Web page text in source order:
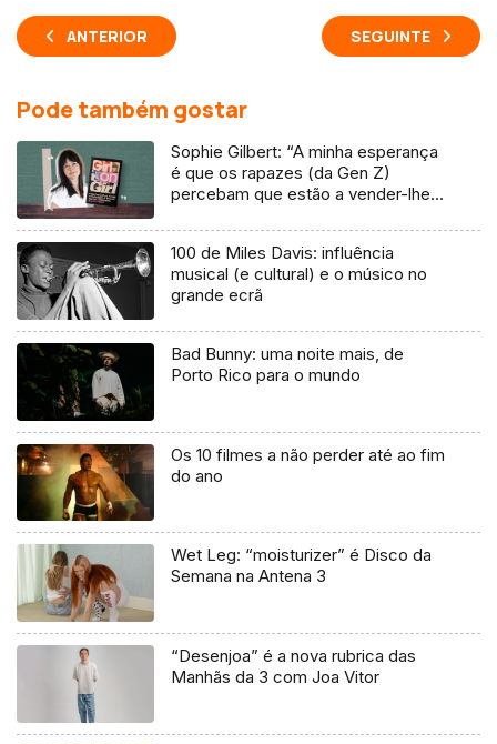
ANTERIOR SEGUINTE
Pode também gostar
Sophie Gilbert: “A minha esperança
é que os rapazes (da Gen Z)
percebam que estão a vender-lhes
100 de Miles Davis: influência
musical (e cultural) e o músico no
grande ecrã
Bad Bunny: uma noite mais, de
Porto Rico para o mundo
Os 10 filmes a não perder até ao fim
do ano
Wet Leg: “moisturizer” é Disco da
Semana na Antena 3
“Desenjoa” é a nova rubrica das
Manhãs da 3 com Joa Vitor